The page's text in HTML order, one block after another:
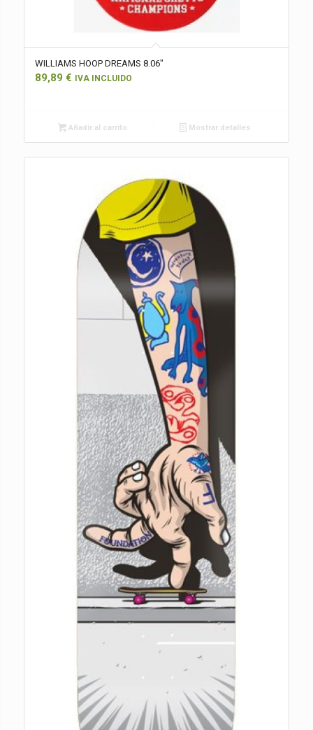
WILLIAMS HOOP DREAMS 8.06″
89,89 € IVA INCLUIDO
Añadir al carrito Mostrar detalles